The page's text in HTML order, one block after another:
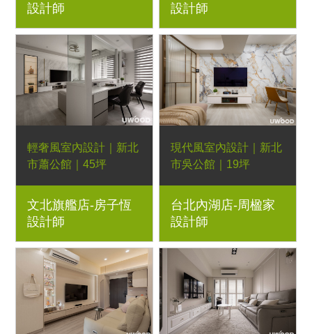
設計師
板、格柵壁板、藝術漆
設計師
輕奢風室內設計｜新北
市蕭公館｜45坪
3+1房2廳｜優渥系統
櫃、Orderfloor超耐磨
木地板、經典多功能邊
几、可可微晶石餐桌、
朗伊爾餐椅、湖濱長
凳、貝蒂床墊
文北旗艦店-房子恆
設計師
現代風室內設計｜新北
市吳公館｜19坪
3房2廳｜優渥系統櫃、
Orderfloor超耐磨木地
板、金屬玻璃滑門、造
型壁板、懸吊拉門、石
台北內湖店-周楹家
設計師